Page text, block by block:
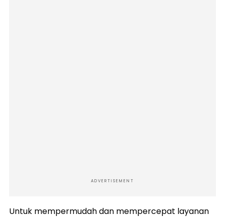
ADVERTISEMENT
Untuk mempermudah dan mempercepat layanan